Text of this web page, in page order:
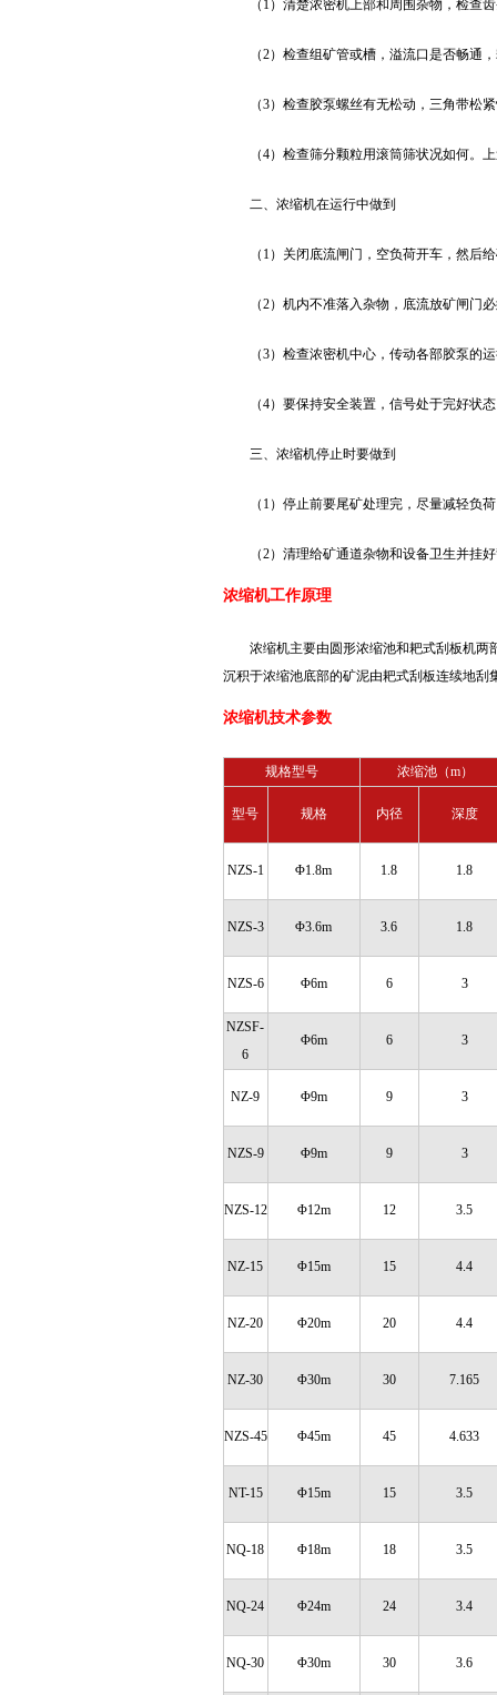
（1）清楚浓密机上部和周围杂物，检查
（2）检查组矿管或槽，溢流口是否畅通
（3）检查胶泵螺丝有无松动，三角带松
（4）检查筛分颗粒用滚筒筛状况如何。
二、浓缩机在运行中做到
（1）关闭底流闸门，空负荷开车，然后
（2）机内不准落入杂物，底流放矿闸门
（3）检查浓密机中心，传动各部胶泵的
（4）要保持安全装置，信号处于完好状
三、浓缩机停止时要做到
（1）停止前要尾矿处理完，尽量减轻负
（2）清理给矿通道杂物和设备卫生并挂
浓缩机工作原理
浓缩机主要由圆形浓缩池和耙式刮板机
沉积于浓缩池底部的矿泥由耙式刮板连续地
浓缩机技术参数
规格型号 浓缩池（m）
型号 规格 内径 深度
NZS-1 Φ1.8m 1.8 1.8
NZS-3 Φ3.6m 3.6 1.8
NZS-6 Φ6m 6 3
NZSF-
6
Φ6m 6 3
NZ-9 Φ9m 9 3
NZS-9 Φ9m 9 3
NZS-12 Φ12m 12 3.5
NZ-15 Φ15m 15 4.4
NZ-20 Φ20m 20 4.4
NZ-30 Φ30m 30 7.165
NZS-45 Φ45m 45 4.633
NT-15 Φ15m 15 3.5
NQ-18 Φ18m 18 3.5
NQ-24 Φ24m 24 3.4
NQ-30 Φ30m 30 3.6